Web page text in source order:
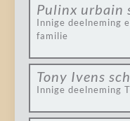
Pulinx urbain
Innige deelneming
familie
Tony Ivens
Innige deelneming